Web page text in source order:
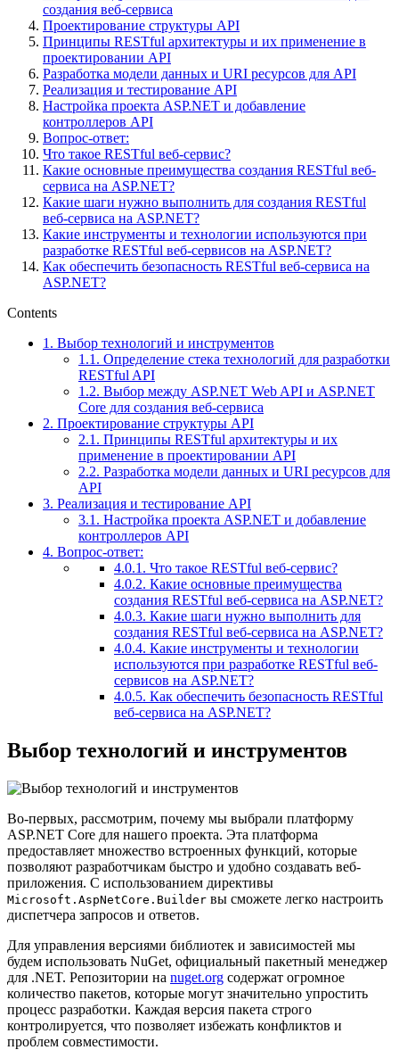
создания веб-сервиса
Проектирование структуры API
Принципы RESTful архитектуры и их применение в
проектировании API
Разработка модели данных и URI ресурсов для API
Реализация и тестирование API
Настройка проекта ASP.NET и добавление
контроллеров API
Вопрос-ответ:
Что такое RESTful веб-сервис?
Какие основные преимущества создания RESTful веб-
сервиса на ASP.NET?
Какие шаги нужно выполнить для создания RESTful
веб-сервиса на ASP.NET?
Какие инструменты и технологии используются при
разработке RESTful веб-сервисов на ASP.NET?
Как обеспечить безопасность RESTful веб-сервиса на
ASP.NET?
Contents
1. Выбор технологий и инструментов
1.1. Определение стека технологий для разработки
RESTful API
1.2. Выбор между ASP.NET Web API и ASP.NET
Core для создания веб-сервиса
2. Проектирование структуры API
2.1. Принципы RESTful архитектуры и их
применение в проектировании API
2.2. Разработка модели данных и URI ресурсов для
API
3. Реализация и тестирование API
3.1. Настройка проекта ASP.NET и добавление
контроллеров API
4. Вопрос-ответ:
4.0.1. Что такое RESTful веб-сервис?
4.0.2. Какие основные преимущества
создания RESTful веб-сервиса на ASP.NET?
4.0.3. Какие шаги нужно выполнить для
создания RESTful веб-сервиса на ASP.NET?
4.0.4. Какие инструменты и технологии
используются при разработке RESTful веб-
сервисов на ASP.NET?
4.0.5. Как обеспечить безопасность RESTful
веб-сервиса на ASP.NET?
Выбор технологий и инструментов
Во-первых, рассмотрим, почему мы выбрали платформу
ASP.NET Core для нашего проекта. Эта платформа
предоставляет множество встроенных функций, которые
позволяют разработчикам быстро и удобно создавать веб-
приложения. С использованием директивы
Microsoft.AspNetCore.Builder вы сможете легко настроить
диспетчера запросов и ответов.
Для управления версиями библиотек и зависимостей мы
будем использовать NuGet, официальный пакетный менеджер
для .NET. Репозитории на nuget.org содержат огромное
количество пакетов, которые могут значительно упростить
процесс разработки. Каждая версия пакета строго
контролируется, что позволяет избежать конфликтов и
проблем совместимости.